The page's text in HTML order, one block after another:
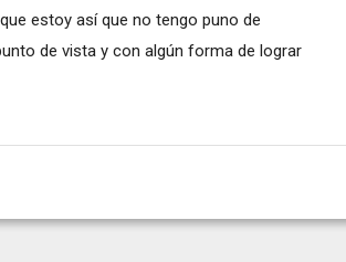
estoy así que no tengo puno de
de vista y con algún forma de lograr